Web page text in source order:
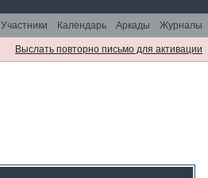
Участники Календарь Аркады Журналы
Выслать повторно письмо для активации